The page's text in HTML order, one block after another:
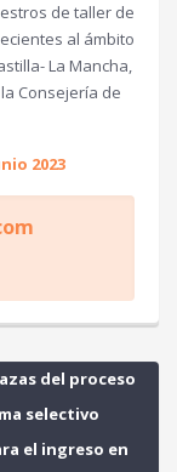
de taller de
al ámbito
La Mancha,
Consejería de
2023
del proceso
selectivo
el ingreso en